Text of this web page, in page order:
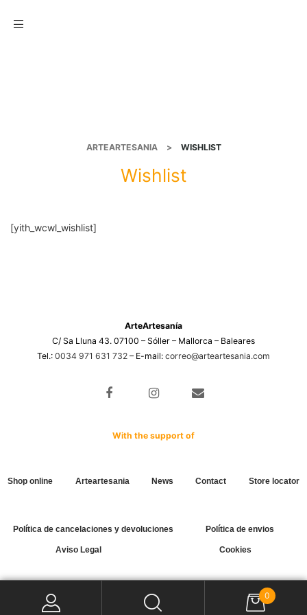
ARTEARTESANIA > WISHLIST
Wishlist
[yith_wcwl_wishlist]
ArteArtesanía
C/ Sa Lluna 43. 07100 – Sóller – Mallorca – Baleares
Tel.: 0034 971 631 732 – E-mail: correo@arteartesania.com
With the support of
Shop online Arteartesania News Contact Store locator
Política de cancelaciones y devoluciones Política de envios
Aviso Legal Cookies
0